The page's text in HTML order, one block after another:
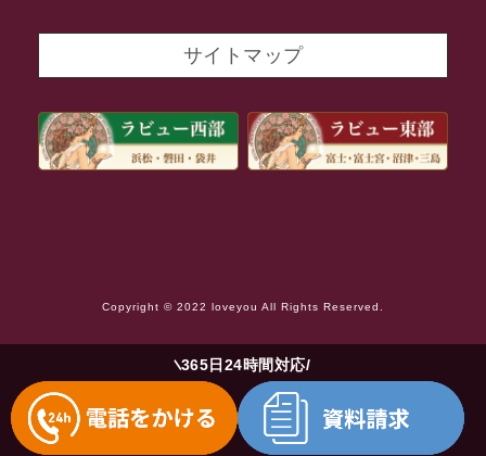
2021年9月
2021年8月
2021年7月
2021年6月
2021年1月
2020年12月
2020年11月
サイトマップ
Copyright © 2022 loveyou All Rights Reserved.
365日24時間対応